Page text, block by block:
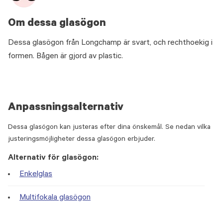
Om dessa glasögon
Dessa glasögon från Longchamp är svart, och rechthoekig i
formen. Bågen är gjord av plastic.
Anpassningsalternativ
Dessa glasögon kan justeras efter dina önskemål. Se nedan vilka
justeringsmöjligheter dessa glasögon erbjuder.
Alternativ för glasögon:
Enkelglas
Multifokala glasögon